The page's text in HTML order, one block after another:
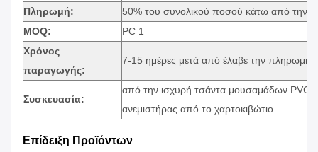
Πληρωμή:
50% του συνολικού ποσού κάτω από την
MOQ:
PC 1
Χρόνος
παραγωγής:
7-15 ημέρες μετά από έλαβε την πληρωμή.
Συσκευασία:
από την ισχυρή τσάντα μουσαμάδων PVC
ανεμιστήρας από το χαρτοκιβώτιο.
Επίδειξη Προϊόντων